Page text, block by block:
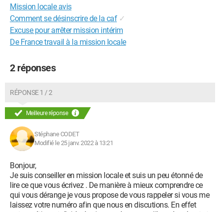
Mission locale avis
Comment se désinscrire de la caf ✓
Excuse pour arrêter mission intérim
De France travail à la mission locale
2 réponses
RÉPONSE 1 / 2
Meilleure réponse
Stéphane CODET
Modifié le 25 janv. 2022 à 13:21
Bonjour,
Je suis conseiller en mission locale et suis un peu étonné de
lire ce que vous écrivez . De manière à mieux comprendre ce
qui vous dérange je vous propose de vous rappeler si vous me
laissez votre numéro afin que nous en discutions. En effet